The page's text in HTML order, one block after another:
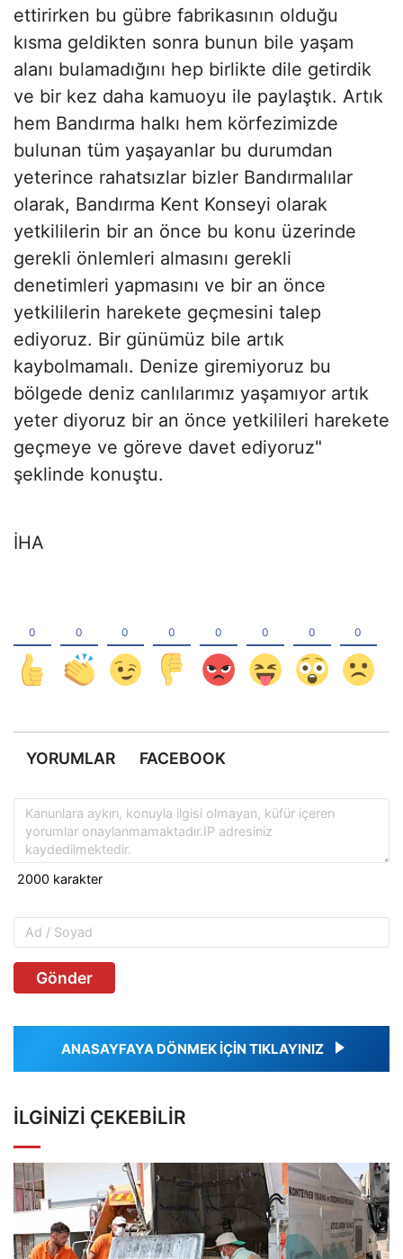
ettirirken bu gübre fabrikasının olduğu
kısma geldikten sonra bunun bile yaşam
alanı bulamadığını hep birlikte dile getirdik
ve bir kez daha kamuoyu ile paylaştık. Artık
hem Bandırma halkı hem körfezimizde
bulunan tüm yaşayanlar bu durumdan
yeterince rahatsızlar bizler Bandırmalılar
olarak, Bandırma Kent Konseyi olarak
yetkililerin bir an önce bu konu üzerinde
gerekli önlemleri almasını gerekli
denetimleri yapmasını ve bir an önce
yetkililerin harekete geçmesini talep
ediyoruz. Bir günümüz bile artık
kaybolmamalı. Denize giremiyoruz bu
bölgede deniz canlılarımız yaşamıyor artık
yeter diyoruz bir an önce yetkilileri harekete
geçmeye ve göreve davet ediyoruz"
şeklinde konuştu.
İHA
YORUMLAR FACEBOOK
Gönder
ANASAYFAYA DÖNMEK İÇİN TIKLAYINIZ
İLGINIZI ÇEKEBILIR